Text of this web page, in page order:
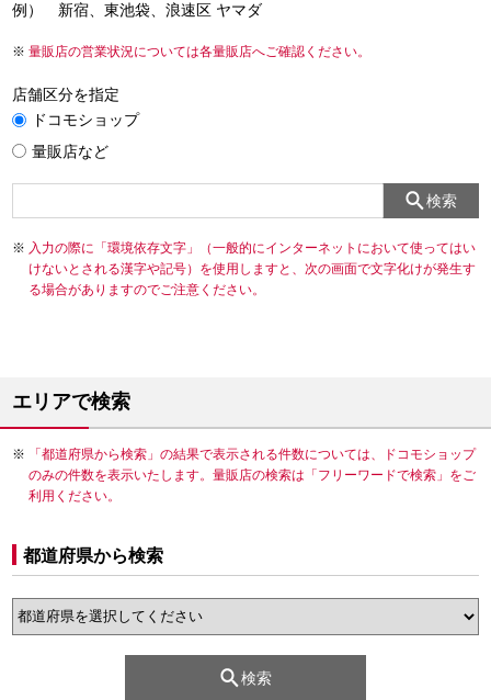
例） 新宿、東池袋、浪速区 ヤマダ
量販店の営業状況については各量販店へご確認ください。
店舗区分を指定
ドコモショップ
量販店など
検索
入力の際に「環境依存文字」（一般的にインターネットにおいて使ってはい
けないとされる漢字や記号）を使用しますと、次の画面で文字化けが発生す
る場合がありますのでご注意ください。
エリアで検索
「都道府県から検索」の結果で表示される件数については、ドコモショップ
のみの件数を表示いたします。量販店の検索は「フリーワードで検索」をご
利用ください。
都道府県から検索
検索